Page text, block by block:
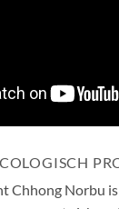
Chhong Norbu